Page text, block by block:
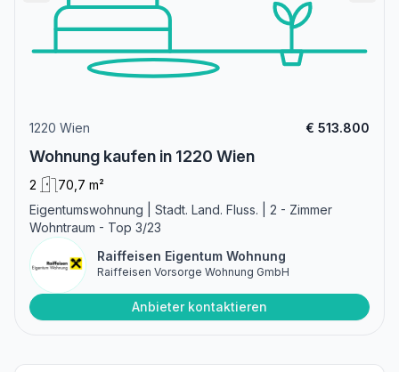
1220 Wien € 513.800
Wohnung kaufen in 1220 Wien
2
70,7 m²
Eigentumswohnung | Stadt. Land. Fluss. | 2 - Zimmer
Wohntraum - Top 3/23
Raiffeisen Eigentum Wohnung
Raiffeisen Vorsorge Wohnung GmbH
Anbieter kontaktieren